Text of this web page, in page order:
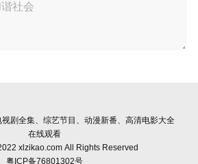
剧全集、综艺节目、动漫新番、高清电影大全
在线观看
xlzikao.com All Rights Reserved
粤ICP备76801302号